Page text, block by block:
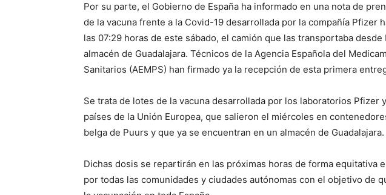
Por su parte, el Gobierno de España ha informado en una nota de
de la vacuna frente a la Covid-19 desarrollada por la compañía Pfizer
las 07:29 horas de este sábado, el camión que las transportaba desde
almacén de Guadalajara. Técnicos de la Agencia Española del
Sanitarios (AEMPS) han firmado ya la recepción de esta primera
Se trata de lotes de la vacuna desarrollada por los laboratorios Pfizer
países de la Unión Europea, que salieron el miércoles en
belga de Puurs y que ya se encuentran en un almacén de Guadalajara.
Dichas dosis se repartirán en las próximas horas de forma equitativa
por todas las comunidades y ciudades autónomas con el objetivo de